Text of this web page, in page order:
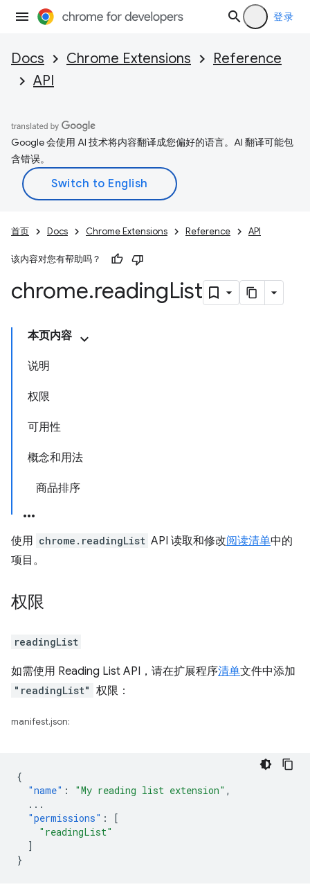
登录
Docs Chrome Extensions
Reference
API
Google 会使用 AI 技术将内容翻译成您偏好的语言。AI 翻译可能包
含错误。
首页 Docs Chrome Extensions Reference API
该内容对您有帮助吗？
chrome.readingList
本页内容
说明
权限
可用性
概念和用法
商品排序
使用 chrome.readingList API 读取和修改阅读清单中的
项目。
权限
readingList
如需使用 Reading List API，请在扩展程序清单文件中添加
"readingList" 权限：
manifest.json:
{
"name" : "My reading list extension" ,
...
"permissions" :
[
"readingList"
]
}